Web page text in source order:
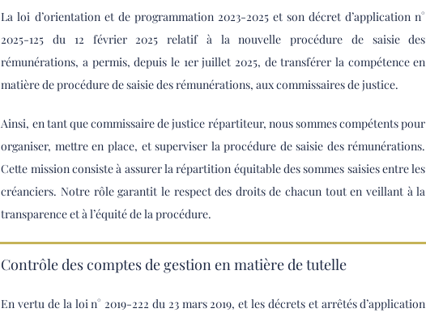
La loi d’orientation et de programmation 2023-2025 et son décret d’application n°
2025-125 du 12 février 2025 relatif à la nouvelle procédure de saisie des
rémunérations, a permis, depuis le 1er juillet 2025, de transférer la compétence en
matière de procédure de saisie des rémunérations, aux commissaires de justice.
Ainsi, en tant que commissaire de justice répartiteur, nous sommes compétents pour
organiser, mettre en place, et superviser la procédure de saisie des rémunérations.
Cette mission consiste à assurer la répartition équitable des sommes saisies entre les
créanciers. Notre rôle garantit le respect des droits de chacun tout en veillant à la
transparence et à l’équité de la procédure.
Contrôle des comptes de gestion en matière de tutelle
En vertu de la loi n° 2019-222 du 23 mars 2019, et les décrets et arrêtés d’application